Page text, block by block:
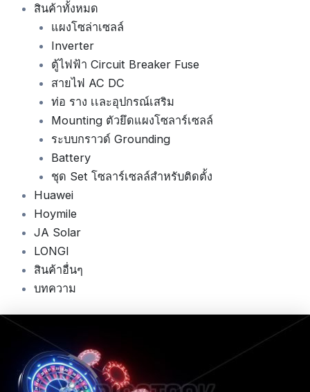
สินค้าทั้งหมด
แผงโซล่าเซลล์
Inverter
ตู้ไฟฟ้า Circuit Breaker Fuse
สายไฟ AC DC
ท่อ ราง เเละอุปกรณ์เสริม
Mounting ตัวยึดแผงโซลาร์เซลล์
ระบบกราวด์ Grounding
Battery
ชุด Set โซลาร์เซลล์สำหรับติดตั้ง
Huawei
Hoymile
JA Solar
LONGI
สินค้าอื่นๆ
บทความ